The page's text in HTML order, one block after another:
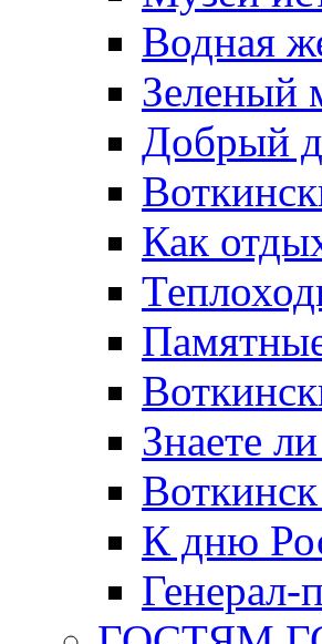
Водная
Зеленый
Добрый
Как
Знаете
К дню
Генерал-